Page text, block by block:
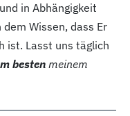
in Abhängigkeit
Wissen, dass Er
ist. Lasst uns täglich
bestenmeinem